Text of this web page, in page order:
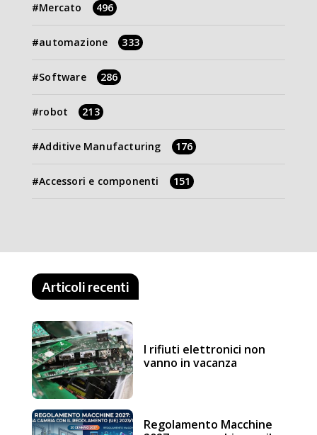
Mercato 496
automazione 333
Software 286
robot 213
Additive Manufacturing 176
Accessori e componenti 151
Articoli recenti
I rifiuti elettronici non
vanno in vacanza
Regolamento Macchine